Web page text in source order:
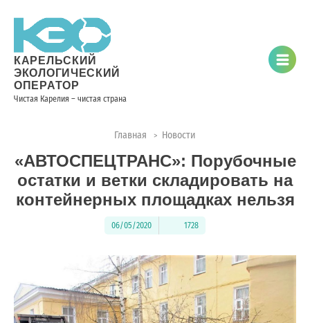
КАРЕЛЬСКИЙ
ЭКОЛОГИЧЕСКИЙ
ОПЕРАТОР
Чистая Карелия – чистая страна
о невывозе
ТКО
и ответы
операторы
диспетчера
по
контролю
качества
28-
28-14
Главная > Новости
«АВТОСПЕЦТРАНС»: Порубочные
остатки и ветки складировать на
контейнерных площадках нельзя
06/05/2020 1728